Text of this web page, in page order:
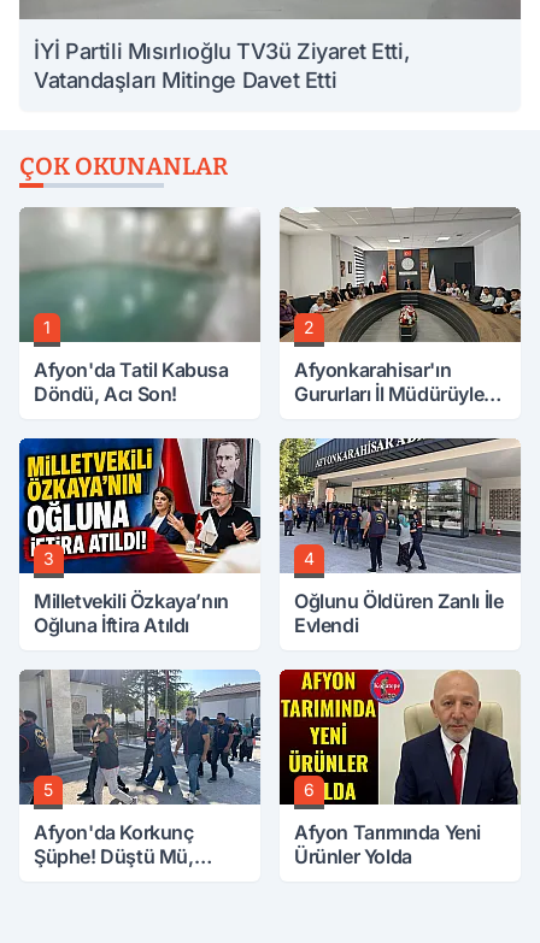
İYİ Partili Mısırlıoğlu TV3ü Ziyaret Etti,
Vatandaşları Mitinge Davet Etti
ÇOK OKUNANLAR
1
Afyon'da Tatil Kabusa
Döndü, Acı Son!
2
Afyonkarahisar'ın
Gururları İl Müdürüyle
3
Milletvekili Özkaya’nın
Oğluna İftira Atıldı
4
Oğlunu Öldüren Zanlı İle
Evlendi
5
Afyon'da Korkunç
Şüphe! Düştü Mü,
6
Afyon Tarımında Yeni
Ürünler Yolda